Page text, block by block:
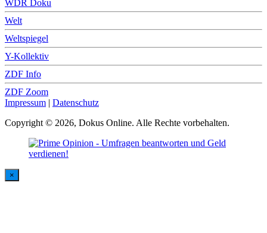
WDR Doku
Welt
Weltspiegel
Y-Kollektiv
ZDF Info
ZDF Zoom
Impressum | Datenschutz
Copyright © 2026, Dokus Online. Alle Rechte vorbehalten.
×